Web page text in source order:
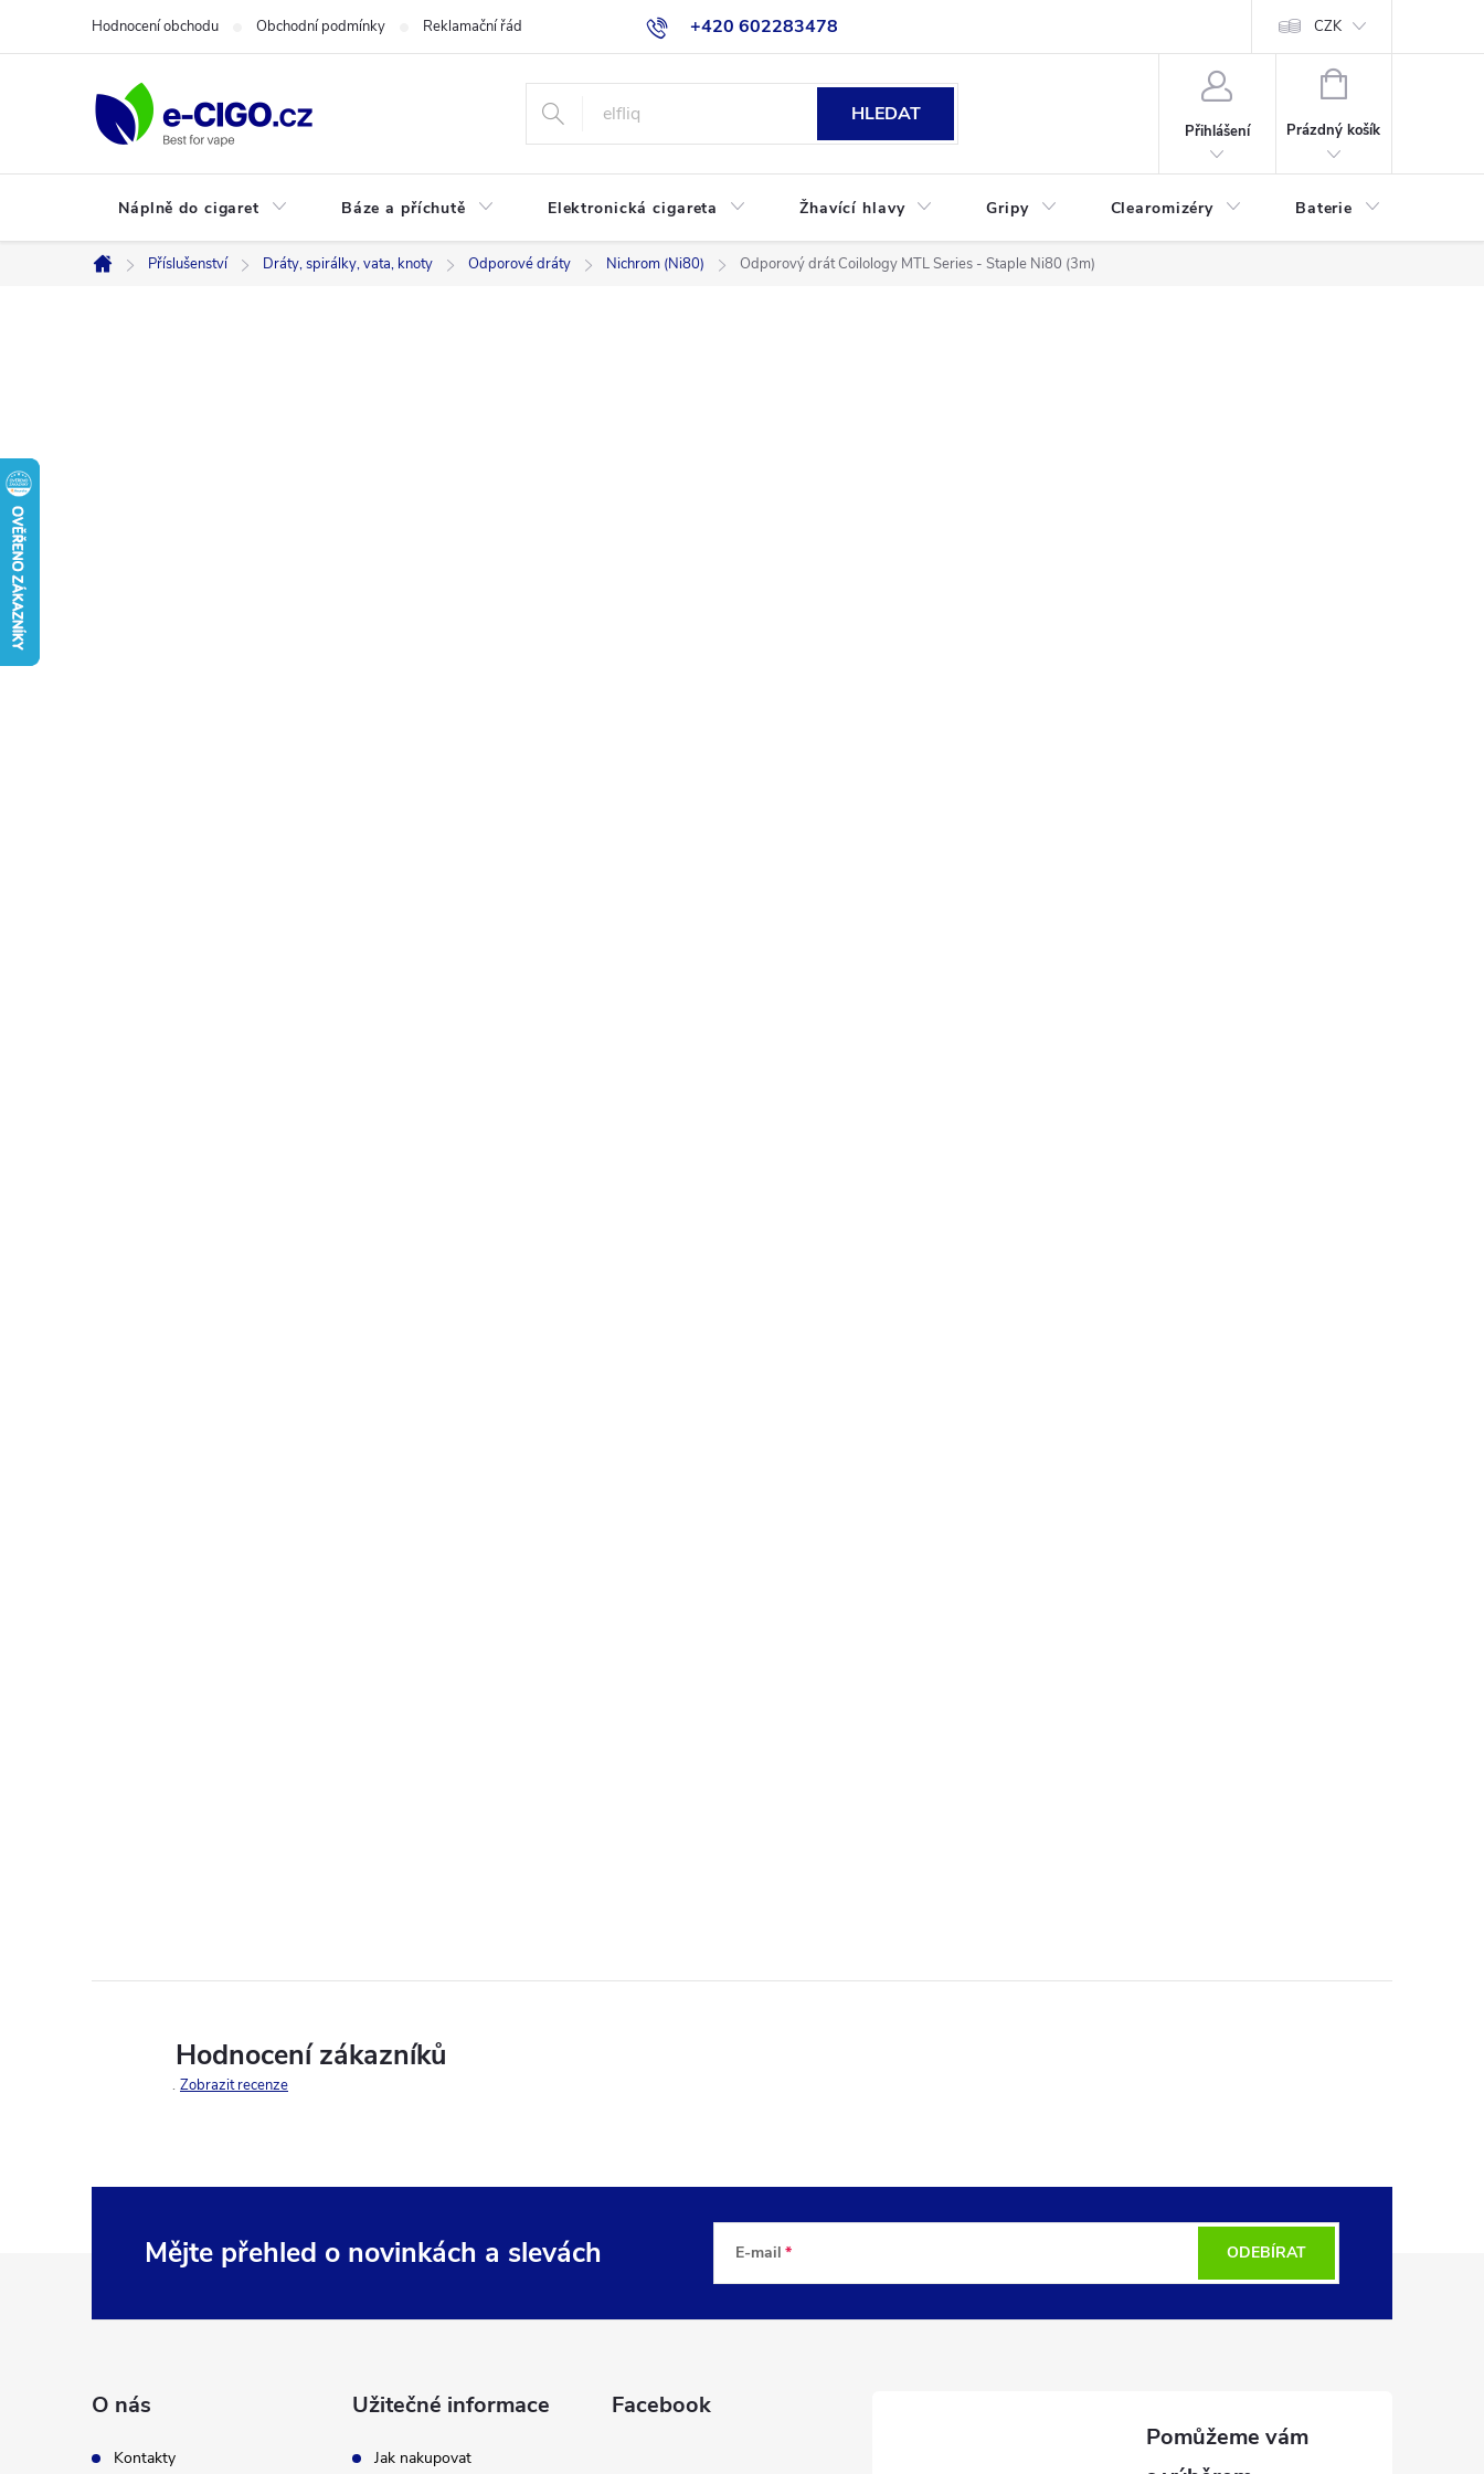
+420 602283478
Hodnocení obchodu Obchodní podmínky Reklamační řád Jak nakupovat CZK
HLEDAT
Přihlášení
NÁKUPNÍ
Prázdný košík
Náplně do cigaret Báze a příchutě Elektronická cigareta Žhavící hlavy Gripy Clearomizéry Baterie
Domů
Příslušenství Dráty, spirálky, vata, knoty Odporové dráty Nichrom (Ni80) Odporový drát Coilology MTL Series - Staple Ni80 (3m)
Hodnocení zákazníků
Zobrazit recenze
Mějte přehled o novinkách a slevách E-mail ODEBÍRAT
O nás
Kontakty
Užitečné informace
Jak nakupovat
Facebook